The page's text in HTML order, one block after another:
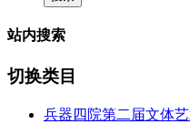
站内搜索
切换类目
兵器四院第二届文体